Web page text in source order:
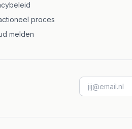
proces
melden